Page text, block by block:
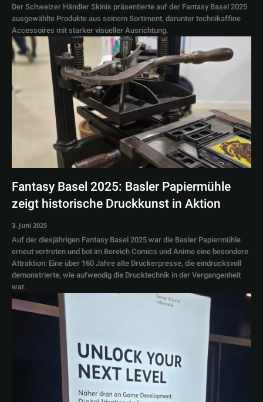
Der Schweizer Händler Skinis präsentierte auf der Fantasy Basel 2025
ausgewählte Produkte aus seinem Sortiment, darunter technikaffine
Accessoires mit starker visueller Ausrichtung.
Fantasy Basel 2025: Basler Papiermühle
zeigt historische Druckkunst in Aktion
3. Juni 2025
Auf der diesjährigen Fantasy Basel 2025 war die Basler Papiermühle
erneut vertreten und bot im Bereich Comics und Anime eine besondere
Attraktion: Eine über 160 Jahre alte Druckerpresse, die eindrucksvoll
demonstrierte, wie aufwendig die Drucktechnik in der Vergangenheit
war.